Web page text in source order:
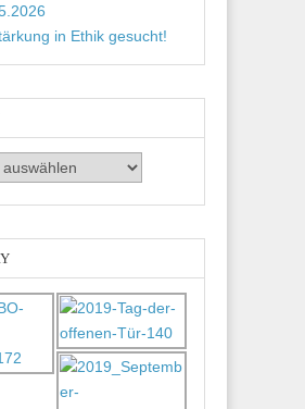
in Ethik gesucht!